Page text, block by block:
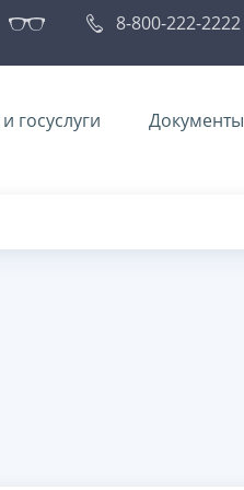
8-800-222-2222
госуслуги Документы